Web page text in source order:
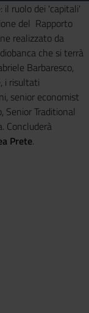
ruolo dei 'capitali'
del Rapporto
realizzato da
che si terrà
Barbaresco,
i risultati
senior economist
Senior Traditional
Concluderà
Prete.